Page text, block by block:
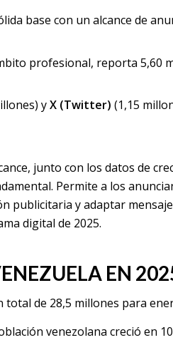
base con un alcance de
profesional, reporta 5,60
yX (Twitter) (1,15
junto con los datos de
Permite a los
publicitaria y adaptar
digital de 2025.
EN
de 28,5 millones para
venezolana creció en